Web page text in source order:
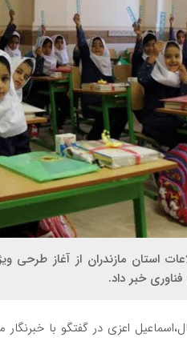
استان مازندران از آغاز
خبر داد.
اعزی در گفتگو با خبرنگار